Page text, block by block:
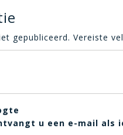
gepubliceerd. Vereiste
u een e-mail als